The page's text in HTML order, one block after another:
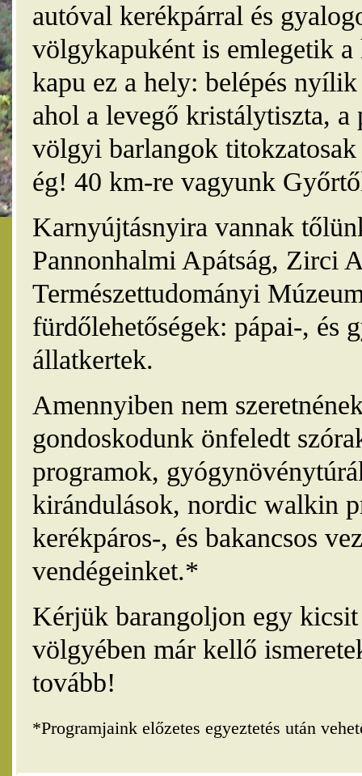
autóval kerékpárral és
völgykapuként is emlegetik
kapu ez a hely: belépés
ahol a levegő kristálytiszta, a
völgyi barlangok
ég! 40 km-re vagyunk
Karnyújtásnyira vannak
Pannonhalmi Apátság, Zirci
Természettudományi
fürdőlehetőségek: pápai-, és
állatkertek.
Amennyiben nem
gondoskodunk önfeledt
programok,
kirándulások, nordic walkin
kerékpáros-, és bakancsos
vendégeinket.*
Kérjük barangoljon egy
völgyében már kellő
tovább!
*Programjaink előzetes egyeztetés után